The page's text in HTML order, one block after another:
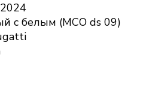
с белым (MCO ds 09)